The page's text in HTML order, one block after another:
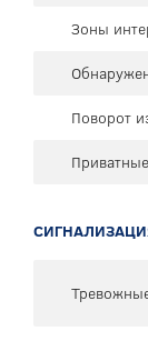
Зоны
Поворот